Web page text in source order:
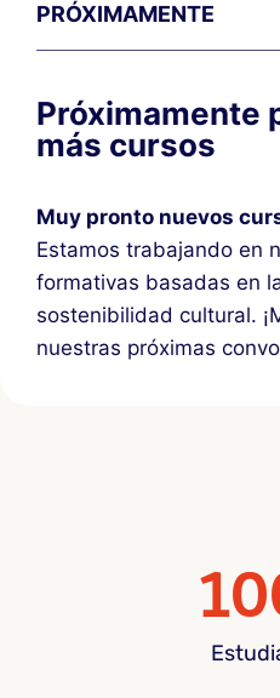
PRÓXIMAMENTE
Próximamente
más cursos
Muy pronto nuevos
Estamos trabajando en
formativas basadas en
sostenibilidad cultural.
nuestras próximas